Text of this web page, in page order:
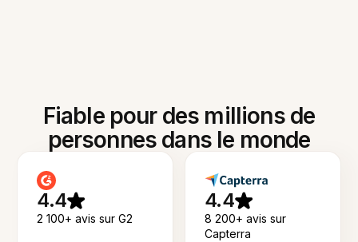
Fiable pour des millions de
personnes dans le monde
4.4
2 100+ avis sur G2
4.4
8 200+ avis sur
Capterra